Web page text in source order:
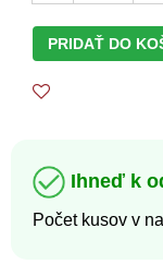
PRIDAŤ DO
Ihneď k
Počet kusov v